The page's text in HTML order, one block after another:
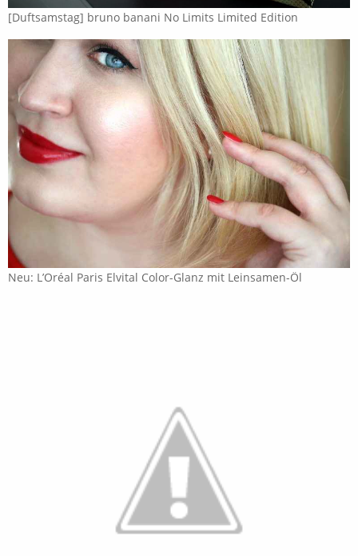
[Duftsamstag] bruno banani No Limits Limited Edition
Neu: L’Oréal Paris Elvital Color-Glanz mit Leinsamen-Öl